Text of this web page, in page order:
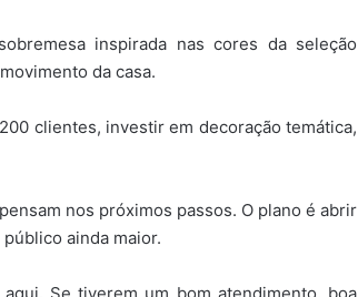
inspirada nas cores da seleção
da casa.
clientes, investir em decoração temática,
nos próximos passos. O plano é abrir
ainda maior.
Se tiverem um bom atendimento, boa